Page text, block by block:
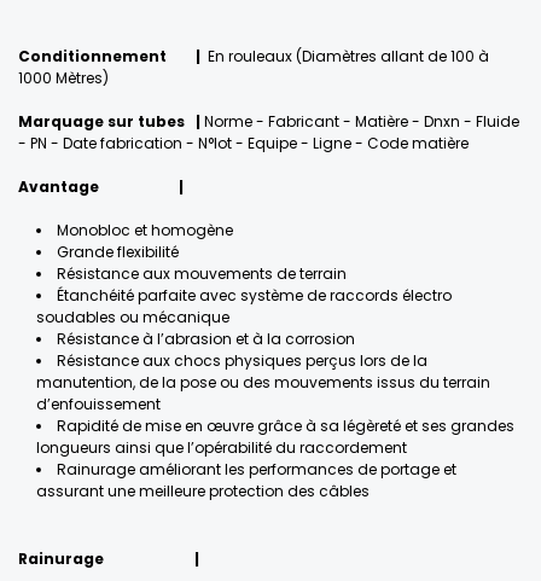
Conditionnement | En rouleaux (Diamètres allant de 100 à
1000 Mètres)
Marquage sur tubes |Norme - Fabricant - Matière - Dnxn - Fluide
- PN - Date fabrication - N°lot - Equipe - Ligne - Code matière
Avantage |
Monobloc et homogène
Grande flexibilité
Résistance aux mouvements de terrain
Étanchéité parfaite avec système de raccords électro
soudables ou mécanique
Résistance à l’abrasion et à la corrosion
Résistance aux chocs physiques perçus lors de la
manutention, de la pose ou des mouvements issus du terrain
d’enfouissement
Rapidité de mise en œuvre grâce à sa légèreté et ses grandes
longueurs ainsi que l’opérabilité du raccordement
Rainurage améliorant les performances de portage et
assurant une meilleure protection des câbles
Rainurage |